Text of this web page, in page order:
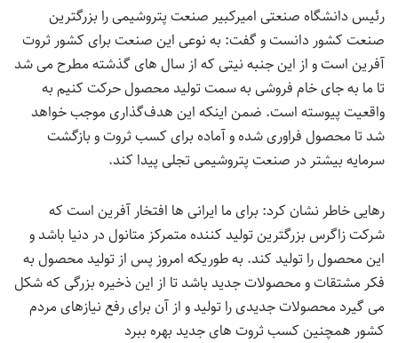
رئیس دانشگاه صنعتی امیرکبیر صنعت پتروشیمی را بزرگترین
صنعت کشور دانست و گفت: به نوعی این صنعت برای کشور ثروت
آفرین است و از این جنبه نیتی که از سال های گذشته مطرح می شد
تا ما به جای خام فروشی به سمت تولید محصول حرکت کنیم به
واقعیت پیوسته است. ضمن اینکه این هدف‌گذاری موجب خواهد
شد تا محصول فراوری شده و آماده برای کسب ثروت و بازگشت
سرمایه بیشتر در صنعت پتروشیمی تجلی پیدا کند.
رهایی خاطر نشان کرد: برای ما ایرانی ها افتخار آفرین است که
شرکت زاگرس بزرگترین تولید کننده متمرکز متانول در دنیا باشد و
این محصول را تولید کند. به طوریکه امروز پس از تولید محصول به
فکر مشتقات و محصولات جدید باشد تا از این ذخیره بزرگی که شکل
می گیرد محصولات جدیدی را تولید و از آن برای رفع نیازهای مردم
کشور همچنین کسب ثروت های جدید بهره ببرد